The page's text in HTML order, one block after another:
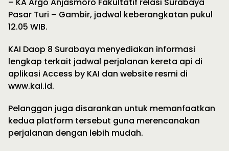
– KA Argo Anjasmoro Fakultatif relasi Surabaya
Pasar Turi – Gambir, jadwal keberangkatan pukul
12.05 WIB.
KAI Daop 8 Surabaya menyediakan informasi
lengkap terkait jadwal perjalanan kereta api di
aplikasi Access by KAI dan website resmi di
www.kai.id.
Pelanggan juga disarankan untuk memanfaatkan
kedua platform tersebut guna merencanakan
perjalanan dengan lebih mudah.